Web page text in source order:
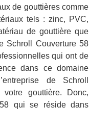
de gouttières comme
tels : zinc, PVC,
de gouttière que
Schroll Couverture 58
qui ont de
dans ce domaine
de Schroll
gouttière. Donc,
qui se réside dans